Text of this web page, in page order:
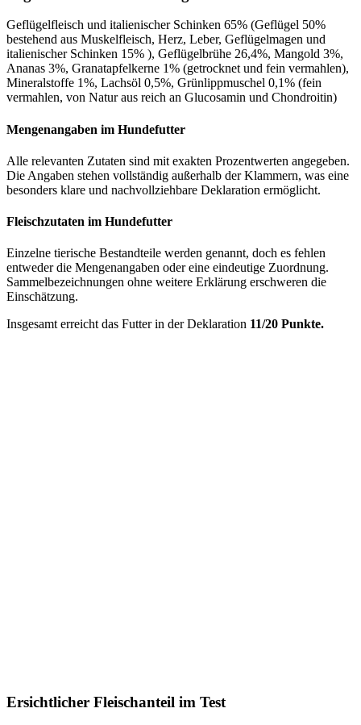
Geflügelfleisch und italienischer Schinken 65% (Geflügel 50%
bestehend aus Muskelfleisch, Herz, Leber, Geflügelmagen und
italienischer Schinken 15% ), Geflügelbrühe 26,4%, Mangold 3%,
Ananas 3%, Granatapfelkerne 1% (getrocknet und fein vermahlen),
Mineralstoffe 1%, Lachsöl 0,5%, Grünlippmuschel 0,1% (fein
vermahlen, von Natur aus reich an Glucosamin und Chondroitin)
Mengenangaben im Hundefutter
Alle relevanten Zutaten sind mit exakten Prozentwerten angegeben.
Die Angaben stehen vollständig außerhalb der Klammern, was eine
besonders klare und nachvollziehbare Deklaration ermöglicht.
Fleischzutaten im Hundefutter
Einzelne tierische Bestandteile werden genannt, doch es fehlen
entweder die Mengenangaben oder eine eindeutige Zuordnung.
Sammelbezeichnungen ohne weitere Erklärung erschweren die
Einschätzung.
Insgesamt erreicht das Futter in der Deklaration 11/20 Punkte.
Ersichtlicher Fleischanteil im Test